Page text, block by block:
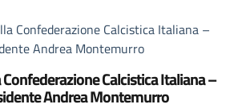
Confederazione Calcistica Italiana –
Andrea Montemurro
Calcistica Italiana –
Andrea Montemurro